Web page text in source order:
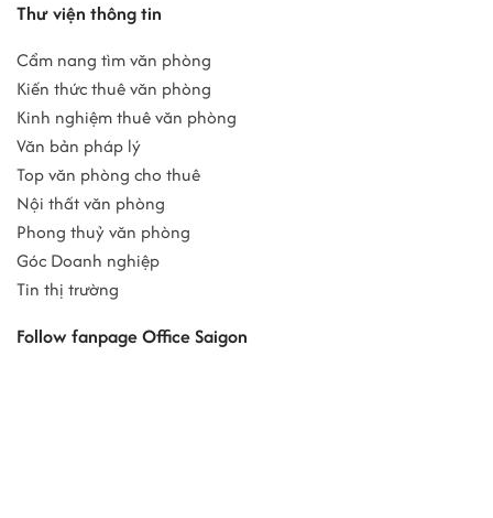
Thư viện thông tin
Cẩm nang tìm văn phòng
Kiến thức thuê văn phòng
Kinh nghiệm thuê văn phòng
Văn bản pháp lý
Top văn phòng cho thuê
Nội thất văn phòng
Phong thuỷ văn phòng
Góc Doanh nghiệp
Tin thị trường
Follow fanpage Office Saigon